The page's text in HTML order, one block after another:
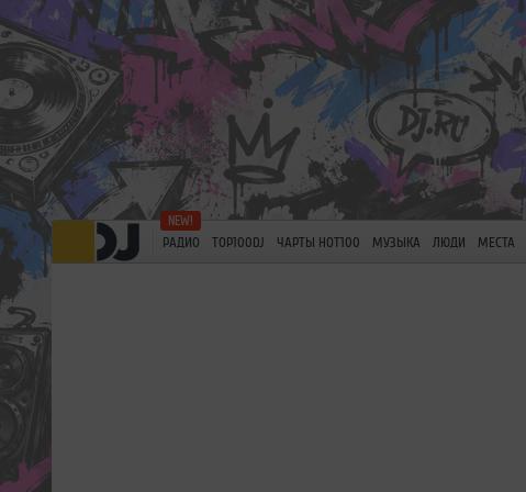
РАДИО TOP100DJ ЧАРТЫ HOT100 МУЗЫКА ЛЮДИ МЕСТА